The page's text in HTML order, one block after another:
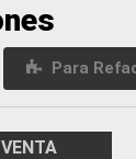
Para